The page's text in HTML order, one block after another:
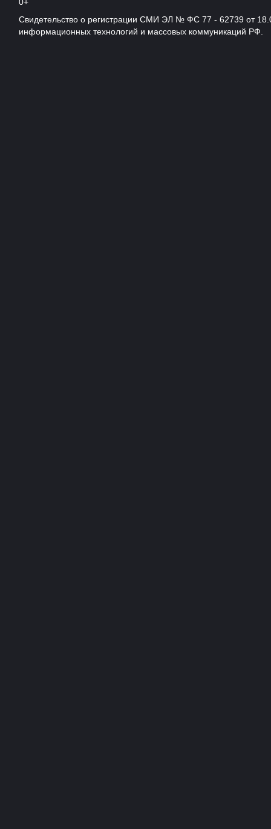
Свидетельство о регистрации СМИ ЭЛ № ФС 77 - 62739 от
информационных технологий и массовых коммуникаций РФ.